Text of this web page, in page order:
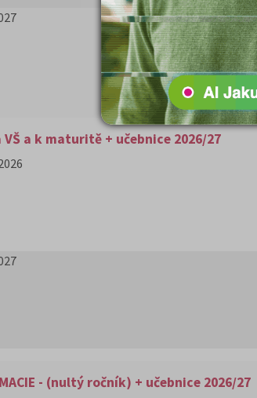
VŠ a k maturitě + učebnice 2026/27
- (nultý ročník) + učebnice 2026/27